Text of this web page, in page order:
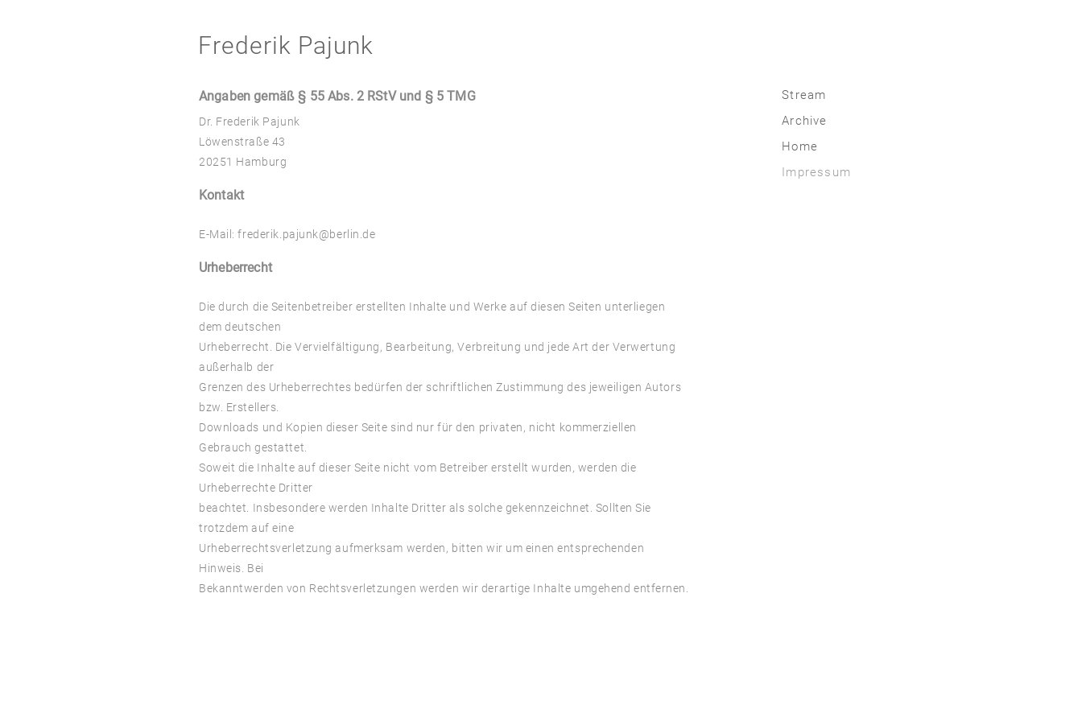
Frederik Pajunk
Angaben gemäß § 55 Abs. 2 RStV und § 5 TMG
Dr. Frederik Pajunk
Löwenstraße 43
20251 Hamburg
Kontakt
E-Mail: frederik.pajunk@berlin.de
Urheberrecht
Die durch die Seitenbetreiber erstellten Inhalte und Werke auf diesen Seiten unterliegen
dem deutschen
Urheberrecht. Die Vervielfältigung, Bearbeitung, Verbreitung und jede Art der Verwertung
außerhalb der
Grenzen des Urheberrechtes bedürfen der schriftlichen Zustimmung des jeweiligen Autors
bzw. Erstellers.
Downloads und Kopien dieser Seite sind nur für den privaten, nicht kommerziellen
Gebrauch gestattet.
Soweit die Inhalte auf dieser Seite nicht vom Betreiber erstellt wurden, werden die
Urheberrechte Dritter
beachtet. Insbesondere werden Inhalte Dritter als solche gekennzeichnet. Sollten Sie
trotzdem auf eine
Urheberrechtsverletzung aufmerksam werden, bitten wir um einen entsprechenden
Hinweis. Bei
Bekanntwerden von Rechtsverletzungen werden wir derartige Inhalte umgehend entfernen.
Stream
Archive
2020 | 24
Home
Impressum